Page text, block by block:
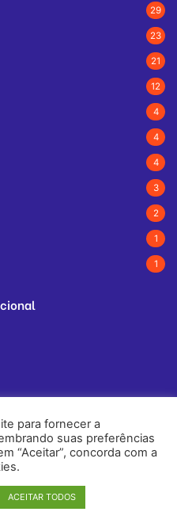
29
23
21
12
4
4
4
3
2
1
1
Reserved |janelatech.com
para fornecer a
suas preferências
“Aceitar”, concorda com a
ACEITAR TODOS